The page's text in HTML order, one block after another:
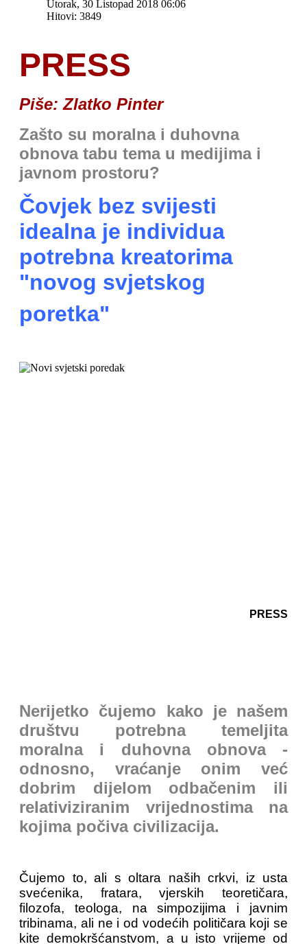
Utorak, 30 Listopad 2018 06:06
Hitovi: 3849
PRESS
Piše: Zlatko Pinter
Zašto su moralna i duhovna
obnova tabu tema u medijima i
javnom prostoru?
Čovjek bez svijesti
idealna je individua
potrebna kreatorima
"novog svjetskog
poretka"
PRESS
Nerijetko čujemo kako je našem
društvu potrebna temeljita
moralna i duhovna obnova -
odnosno, vraćanje onim već
dobrim dijelom odbačenim ili
relativiziranim vrijednostima na
kojima počiva civilizacija.
Čujemo to, ali s oltara naših crkvi, iz usta
svećenika, fratara, vjerskih teoretičara,
filozofa, teologa, na simpozijima i javnim
tribinama, ali ne i od vodećih političara koji se
kite demokršćanstvom, a u isto vrijeme od